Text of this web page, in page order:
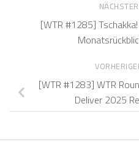
[WTR #1285]
[WTR #1283] WTR
Deliver 2025